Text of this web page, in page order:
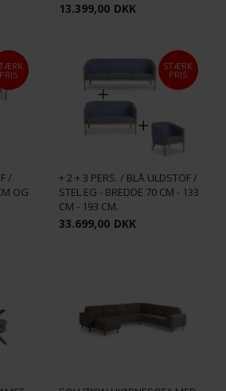
13.399,00 DKK
PRIS
2
/
OG
STÆRK
PRIS
+ 2 + 3 PERS. / BLÅ ULDSTOF /
STEL EG - BREDDE 70 CM - 133
CM - 193 CM.
33.699,00 DKK